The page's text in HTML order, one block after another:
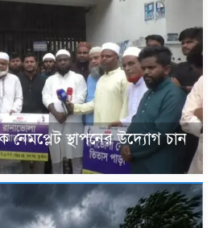
স্থাপনের উদ্যোগ চান